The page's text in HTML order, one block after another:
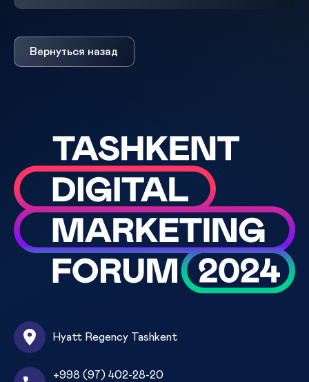
Вернуться назад
Hyatt Regency Tashkent
+998 (97) 402-28-20